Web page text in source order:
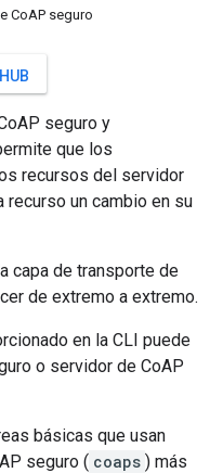
CoAP seguro
seguro y
que los
recursos del servidor
recurso un cambio en su
capa de transporte de
de extremo a extremo.
en la CLI puede
o servidor de CoAP
básicas que usan
seguro ( coaps ) más